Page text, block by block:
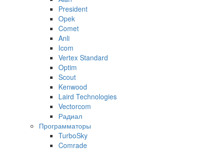
President
Opek
Comet
Anli
Icom
Vertex Standard
Optim
Scout
Kenwood
Laird Technologies
Vectorcom
Радиал
Программаторы
TurboSky
Comrade